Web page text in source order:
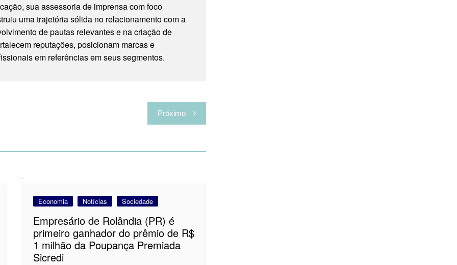
sua assessoria de imprensa com foco
uma trajetória sólida no relacionamento com a
de pautas relevantes e na criação de
reputações, posicionam marcas e
em referências em seus segmentos.
Próximo
Economia Notícias Sociedade
Empresário de Rolândia (PR) é
primeiro ganhador do prêmio de R$
1 milhão da Poupança Premiada
Sicredi